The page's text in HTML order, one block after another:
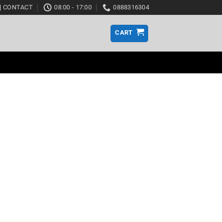
CONTACT 08:00 - 17:00 0888316304
CART